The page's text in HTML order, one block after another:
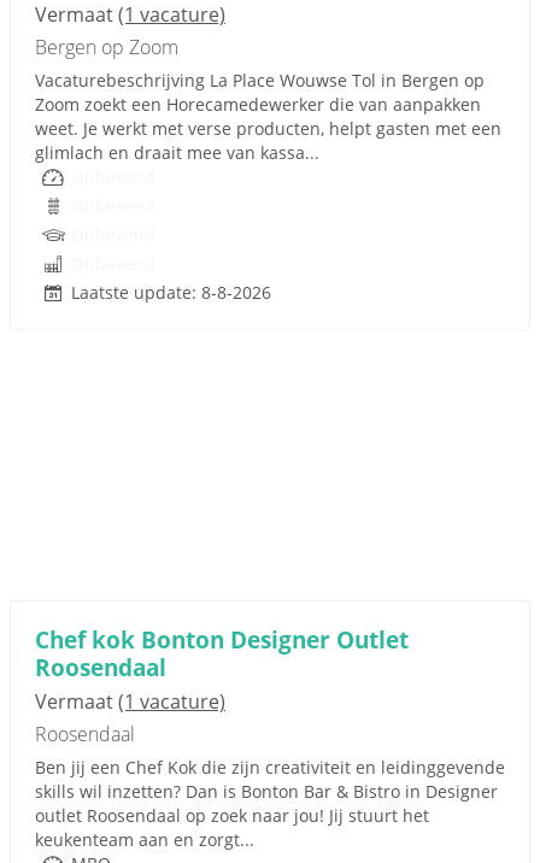
Vermaat(1 vacature)
Bergen op Zoom
Vacaturebeschrijving La Place Wouwse Tol in Bergen op
Zoom zoekt een Horecamedewerker die van aanpakken
weet. Je werkt met verse producten, helpt gasten met een
glimlach en draait mee van kassa...
Laatste update: 8-8-2026
Chef kok Bonton Designer Outlet
Roosendaal
Vermaat(1 vacature)
Roosendaal
Ben jij een Chef Kok die zijn creativiteit en leidinggevende
skills wil inzetten? Dan is Bonton Bar & Bistro in Designer
outlet Roosendaal op zoek naar jou! Jij stuurt het
keukenteam aan en zorgt...